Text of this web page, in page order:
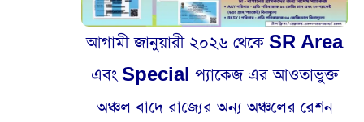
আগামী জানুয়ারী ২০২৬ থেকে SR Area
এবং Special প্যাকেজ এর আওতাভুক্ত
অঞ্চল বাদে রাজ্যের অন্য অঞ্চলের রেশন